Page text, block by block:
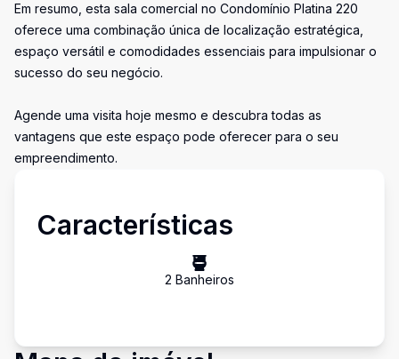
Em resumo, esta sala comercial no Condomínio Platina 220
oferece uma combinação única de localização estratégica,
espaço versátil e comodidades essenciais para impulsionar o
sucesso do seu negócio.
Agende uma visita hoje mesmo e descubra todas as
vantagens que este espaço pode oferecer para o seu
empreendimento.
Características
2 Banheiros